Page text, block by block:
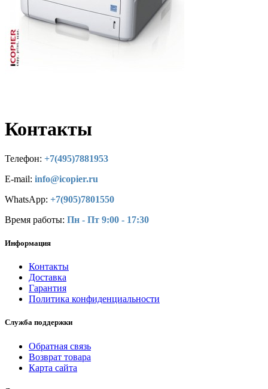
Контакты
Телефон: +7(495)7881953
E-mail: info@icopier.ru
WhatsApp: +7(905)7801550
Время работы: Пн - Пт 9:00 - 17:30
Информация
Контакты
Доставка
Гарантия
Политика конфиденциальности
Служба поддержки
Обратная связь
Возврат товара
Карта сайта